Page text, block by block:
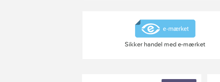
Sikker handel med e-mærket